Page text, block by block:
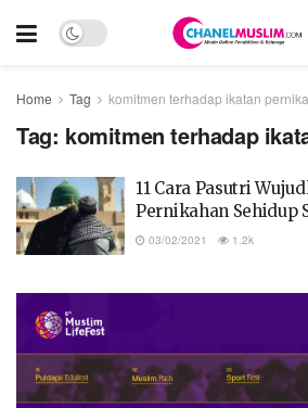
Home Tag komitmen terhadap ikatan
Tag: komitmen terhadap
11 Cara Pasutri
Pernikahan Sehidup
03/02/2021 1.2k